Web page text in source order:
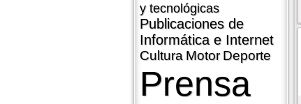
y tecnológicas
Publicaciones de
Informática e Internet
Cultura Motor Deporte
Prensa